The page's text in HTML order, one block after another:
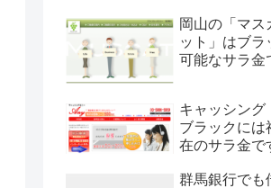
岡山の「マス
ット」はブラ
可能なサラ金
キャッシング
ブラックには
在のサラ金で
群馬銀行でも